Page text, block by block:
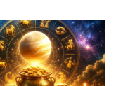
గురించి
అంటాడు.
ఉండగా మొన్న
ఇప్పుడు